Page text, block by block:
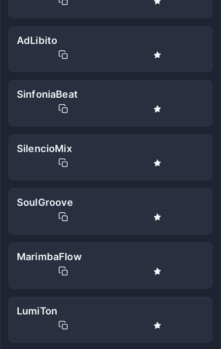
AdLibito
SinfoniaBeat
SilencioMix
SoulGroove
MarimbaFlow
LumiTon